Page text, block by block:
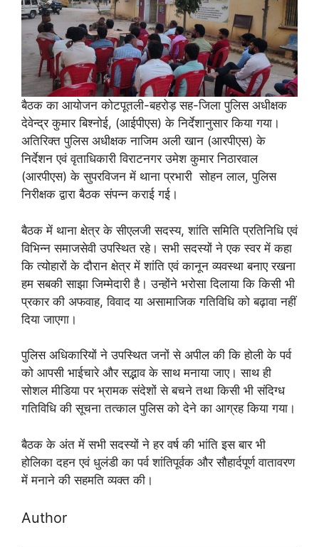
बैठक का आयोजन कोटपूतली-बहरोड़ सह-जिला पुलिस अधीक्षक
देवेन्द्र कुमार बिश्नोई, (आईपीएस) के निर्देशानुसार किया गया।
अतिरिक्त पुलिस अधीक्षक नाजिम अली खान (आरपीएस) के
निर्देशन एवं वृताधिकारी विराटनगर उमेश कुमार निठारवाल
(आरपीएस) के सुपरविजन में थाना प्रभारी सोहन लाल, पुलिस
निरीक्षक द्वारा बैठक संपन्न कराई गई।
बैठक में थाना क्षेत्र के सीएलजी सदस्य, शांति समिति प्रतिनिधि एवं
विभिन्न समाजसेवी उपस्थित रहे। सभी सदस्यों ने एक स्वर में कहा
कि त्योहारों के दौरान क्षेत्र में शांति एवं कानून व्यवस्था बनाए रखना
हम सबकी साझा जिम्मेदारी है। उन्होंने भरोसा दिलाया कि किसी भी
प्रकार की अफवाह, विवाद या असामाजिक गतिविधि को बढ़ावा नहीं
दिया जाएगा।
पुलिस अधिकारियों ने उपस्थित जनों से अपील की कि होली के पर्व
को आपसी भाईचारे और सद्भाव के साथ मनाया जाए। साथ ही
सोशल मीडिया पर भ्रामक संदेशों से बचने तथा किसी भी संदिग्ध
गतिविधि की सूचना तत्काल पुलिस को देने का आग्रह किया गया।
बैठक के अंत में सभी सदस्यों ने हर वर्ष की भांति इस बार भी
होलिका दहन एवं धुलंडी का पर्व शांतिपूर्वक और सौहार्दपूर्ण वातावरण
में मनाने की सहमति व्यक्त की।
Author